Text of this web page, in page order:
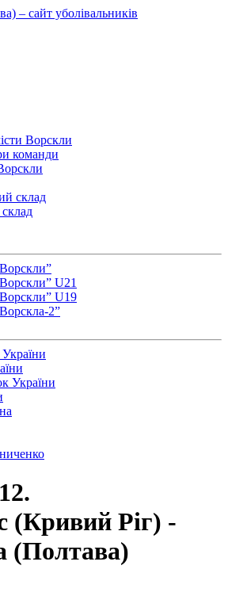
Ворскли
команди
склад
U21
U19
2”
України
(Кривий Ріг) -
(Полтава)